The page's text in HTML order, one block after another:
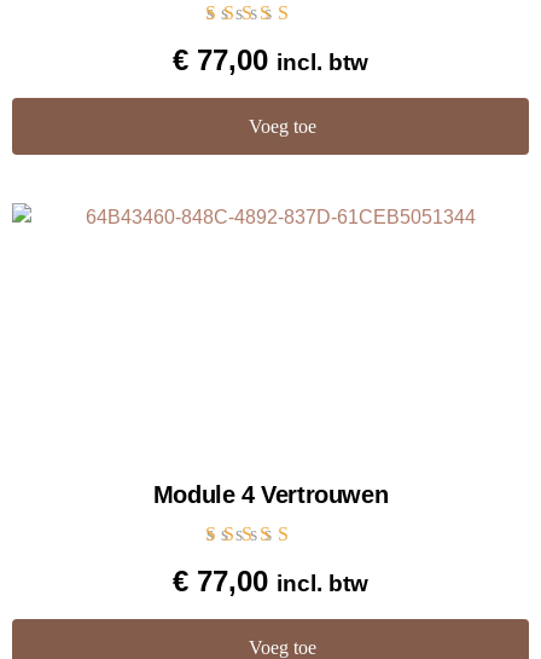
5.00
uit 5
€ 77,00 incl. btw
Voeg toe
Module 4 Vertrouwen
5.00
uit 5
€ 77,00 incl. btw
Voeg toe